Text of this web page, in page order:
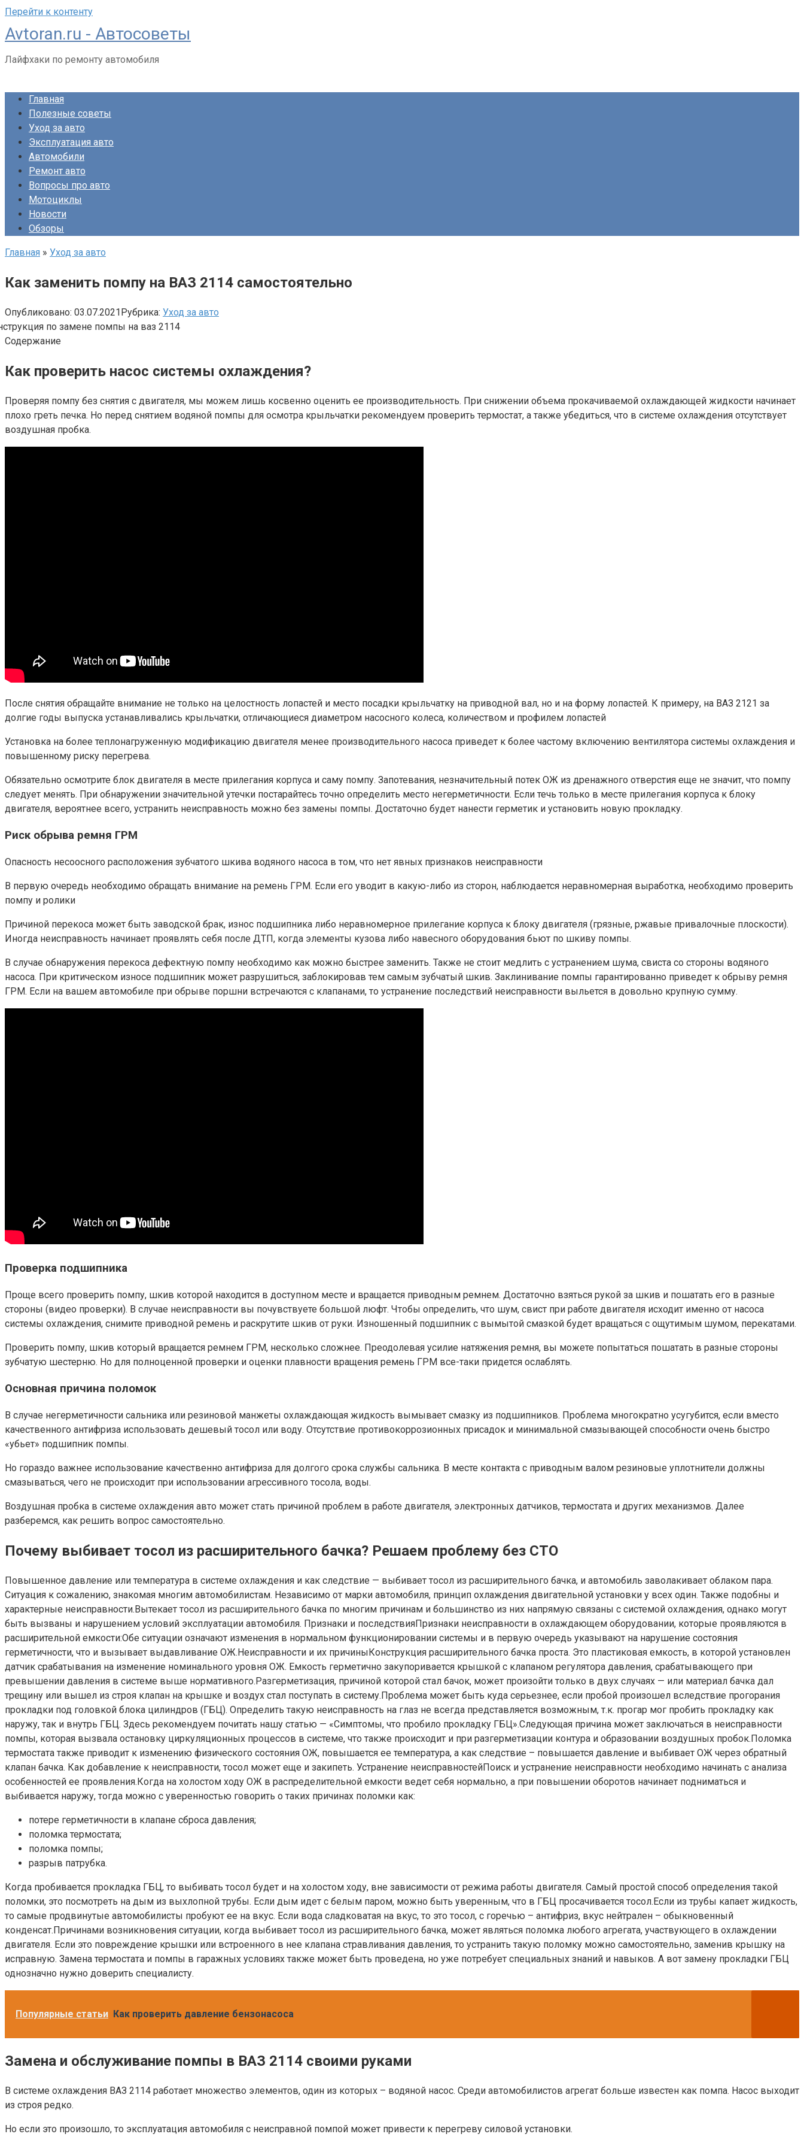
Перейти к контенту
Avtoran.ru - Автосоветы
Лайфхаки по ремонту автомобиля
Главная
Полезные советы
Уход за авто
Эксплуатация авто
Автомобили
Ремонт авто
Вопросы про авто
Мотоциклы
Новости
Обзоры
Главная » Уход за авто
Как заменить помпу на ВАЗ 2114 самостоятельно
Опубликовано: 03.07.2021Рубрика: Уход за авто
Содержание
Как проверить насос системы охлаждения?
Проверяя помпу без снятия с двигателя, мы можем лишь косвенно оценить ее производительность. При снижении объема прокачиваемой охлаждающей жидкости начинает
плохо греть печка. Но перед снятием водяной помпы для осмотра крыльчатки рекомендуем проверить термостат, а также убедиться, что в системе охлаждения отсутствует
воздушная пробка.
После снятия обращайте внимание не только на целостность лопастей и место посадки крыльчатку на приводной вал, но и на форму лопастей. К примеру, на ВАЗ 2121 за
долгие годы выпуска устанавливались крыльчатки, отличающиеся диаметром насосного колеса, количеством и профилем лопастей
Установка на более теплонагруженную модификацию двигателя менее производительного насоса приведет к более частому включению вентилятора системы охлаждения и
повышенному риску перегрева.
Обязательно осмотрите блок двигателя в месте прилегания корпуса и саму помпу. Запотевания, незначительный потек ОЖ из дренажного отверстия еще не значит, что помпу
следует менять. При обнаружении значительной утечки постарайтесь точно определить место негерметичности. Если течь только в месте прилегания корпуса к блоку
двигателя, вероятнее всего, устранить неисправность можно без замены помпы. Достаточно будет нанести герметик и установить новую прокладку.
Риск обрыва ремня ГРМ
Опасность несоосного расположения зубчатого шкива водяного насоса в том, что нет явных признаков неисправности
В первую очередь необходимо обращать внимание на ремень ГРМ. Если его уводит в какую-либо из сторон, наблюдается неравномерная выработка, необходимо проверить
помпу и ролики
Причиной перекоса может быть заводской брак, износ подшипника либо неравномерное прилегание корпуса к блоку двигателя (грязные, ржавые привалочные плоскости).
Иногда неисправность начинает проявлять себя после ДТП, когда элементы кузова либо навесного оборудования бьют по шкиву помпы.
В случае обнаружения перекоса дефектную помпу необходимо как можно быстрее заменить. Также не стоит медлить с устранением шума, свиста со стороны водяного
насоса. При критическом износе подшипник может разрушиться, заблокировав тем самым зубчатый шкив. Заклинивание помпы гарантированно приведет к обрыву ремня
ГРМ. Если на вашем автомобиле при обрыве поршни встречаются с клапанами, то устранение последствий неисправности выльется в довольно крупную сумму.
Проверка подшипника
Проще всего проверить помпу, шкив которой находится в доступном месте и вращается приводным ремнем. Достаточно взяться рукой за шкив и пошатать его в разные
стороны (видео проверки). В случае неисправности вы почувствуете большой люфт. Чтобы определить, что шум, свист при работе двигателя исходит именно от насоса
системы охлаждения, снимите приводной ремень и раскрутите шкив от руки. Изношенный подшипник с вымытой смазкой будет вращаться с ощутимым шумом, перекатами.
Проверить помпу, шкив который вращается ремнем ГРМ, несколько сложнее. Преодолевая усилие натяжения ремня, вы можете попытаться пошатать в разные стороны
зубчатую шестерню. Но для полноценной проверки и оценки плавности вращения ремень ГРМ все-таки придется ослаблять.
Основная причина поломок
В случае негерметичности сальника или резиновой манжеты охлаждающая жидкость вымывает смазку из подшипников. Проблема многократно усугубится, если вместо
качественного антифриза использовать дешевый тосол или воду. Отсутствие противокоррозионных присадок и минимальной смазывающей способности очень быстро
«убьет» подшипник помпы.
Но гораздо важнее использование качественно антифриза для долгого срока службы сальника. В месте контакта с приводным валом резиновые уплотнители должны
смазываться, чего не происходит при использовании агрессивного тосола, воды.
Воздушная пробка в системе охлаждения авто может стать причиной проблем в работе двигателя, электронных датчиков, термостата и других механизмов. Далее
разберемся, как решить вопрос самостоятельно.
Почему выбивает тосол из расширительного бачка? Решаем проблему без СТО
Повышенное давление или температура в системе охлаждения и как следствие — выбивает тосол из расширительного бачка, и автомобиль заволакивает облаком пара.
Ситуация к сожалению, знакомая многим автомобилистам. Независимо от марки автомобиля, принцип охлаждения двигательной установки у всех один. Также подобны и
характерные неисправности.Вытекает тосол из расширительного бачка по многим причинам и большинство из них напрямую связаны с системой охлаждения, однако могут
быть вызваны и нарушением условий эксплуатации автомобиля. Признаки и последствияПризнаки неисправности в охлаждающем оборудовании, которые проявляются в
расширительной емкости:Обе ситуации означают изменения в нормальном функционировании системы и в первую очередь указывают на нарушение состояния
герметичности, что и вызывает выдавливание ОЖ.Неисправности и их причиныКонструкция расширительного бачка проста. Это пластиковая емкость, в которой установлен
датчик срабатывания на изменение номинального уровня ОЖ. Емкость герметично закупоривается крышкой с клапаном регулятора давления, срабатывающего при
превышении давления в системе выше нормативного.Разгерметизация, причиной которой стал бачок, может произойти только в двух случаях — или материал бачка дал
трещину или вышел из строя клапан на крышке и воздух стал поступать в систему.Проблема может быть куда серьезнее, если пробой произошел вследствие прогорания
прокладки под головкой блока цилиндров (ГБЦ). Определить такую неисправность на глаз не всегда представляется возможным, т.к. прогар мог пробить прокладку как
наружу, так и внутрь ГБЦ. Здесь рекомендуем почитать нашу статью — «Симптомы, что пробило прокладку ГБЦ».Следующая причина может заключаться в неисправности
помпы, которая вызвала остановку циркуляционных процессов в системе, что также происходит и при разгерметизации контура и образовании воздушных пробок.Поломка
термостата также приводит к изменению физического состояния ОЖ, повышается ее температура, а как следствие – повышается давление и выбивает ОЖ через обратный
клапан бачка. Как добавление к неисправности, тосол может еще и закипеть. Устранение неисправностейПоиск и устранение неисправности необходимо начинать с анализа
особенностей ее проявления.Когда на холостом ходу ОЖ в распределительной емкости ведет себя нормально, а при повышении оборотов начинает подниматься и
выбивается наружу, тогда можно с уверенностью говорить о таких причинах поломки как:
потере герметичности в клапане сброса давления;
поломка термостата;
поломка помпы;
разрыв патрубка.
Когда пробивается прокладка ГБЦ, то выбивать тосол будет и на холостом ходу, вне зависимости от режима работы двигателя. Самый простой способ определения такой
поломки, это посмотреть на дым из выхлопной трубы. Если дым идет с белым паром, можно быть уверенным, что в ГБЦ просачивается тосол.Если из трубы капает жидкость,
то самые продвинутые автомобилисты пробуют ее на вкус. Если вода сладковатая на вкус, то это тосол, с горечью – антифриз, вкус нейтрален – обыкновенный
конденсат.Причинами возникновения ситуации, когда выбивает тосол из расширительного бачка, может являться поломка любого агрегата, участвующего в охлаждении
двигателя. Если это повреждение крышки или встроенного в нее клапана стравливания давления, то устранить такую поломку можно самостоятельно, заменив крышку на
исправную. Замена термостата и помпы в гаражных условиях также может быть проведена, но уже потребует специальных знаний и навыков. А вот замену прокладки ГБЦ
однозначно нужно доверить специалисту.
Популярные статьи Как проверить давление бензонасоса
Замена и обслуживание помпы в ВАЗ 2114 своими руками
В системе охлаждения ВАЗ 2114 работает множество элементов, один из которых – водяной насос. Среди автомобилистов агрегат больше известен как помпа. Насос выходит
из строя редко.
Но если это произошло, то эксплуатация автомобиля с неисправной помпой может привести к перегреву силовой установки.